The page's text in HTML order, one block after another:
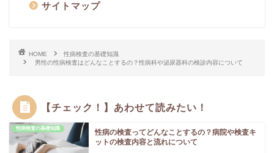
サイトマップ
HOME
性病検査の基礎知識
男性の性病検査はどんなことするの？性病科や泌尿器科の検診内容について
【チェック！】あわせて読みたい！
性病検査の基礎知識
性病の検査ってどんなことするの？病院や検査キ
ットの検査内容と流れについて